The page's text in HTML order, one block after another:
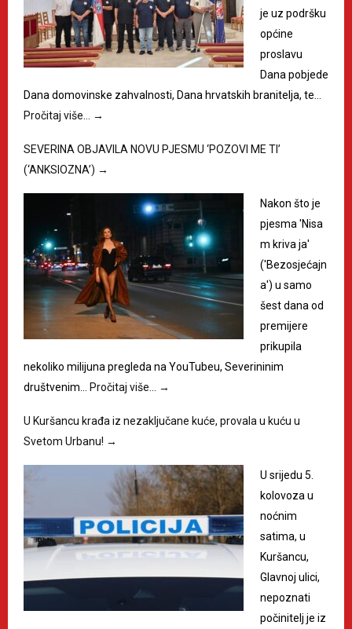
je uz podršku
općine
proslavu
Dana pobjede
Dana domovinske zahvalnosti, Dana hrvatskih branitelja, te…
Pročitaj više…
→
SEVERINA OBJAVILA NOVU PJESMU ‘POZOVI ME TI’
(‘ANKSIOZNA’) →
Nakon što je
pjesma 'Nisa
m kriva ja'
('Bezosjećajn
a') u samo
šest dana od
premijere
prikupila
nekoliko milijuna pregleda na YouTubeu, Severininim
društvenim…
Pročitaj više… →
U Kuršancu krađa iz nezaključane kuće, provala u kuću u
Svetom Urbanu! →
U srijedu 5.
kolovoza u
noćnim
satima, u
Kuršancu,
Glavnoj ulici,
nepoznati
počinitelj je iz